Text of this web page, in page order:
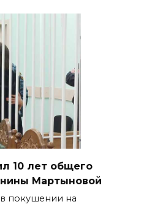
10 лет общего
Мартыновой
покушении на